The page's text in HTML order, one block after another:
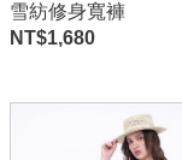
雪紡修身寬褲
NT$1,680